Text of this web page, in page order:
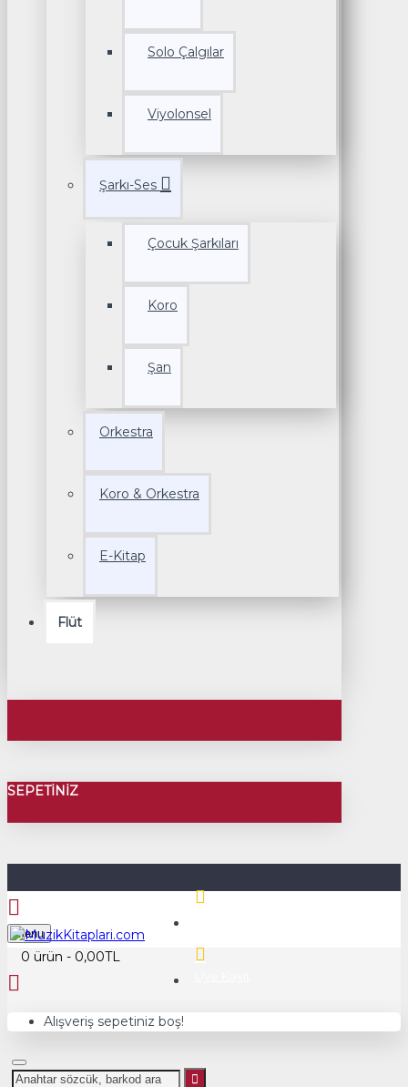
Solo Çalgılar
Viyolonsel
Şarkı-Ses
Çocuk Şarkıları
Koro
Şan
Orkestra
Koro & Orkestra
E-Kitap
Flüt
SEPETINIZ
Menu
0 ürün - 0,00TL
Alışveriş sepetiniz boş!